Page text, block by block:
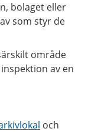
bolaget eller
som styr de
område
av en
och